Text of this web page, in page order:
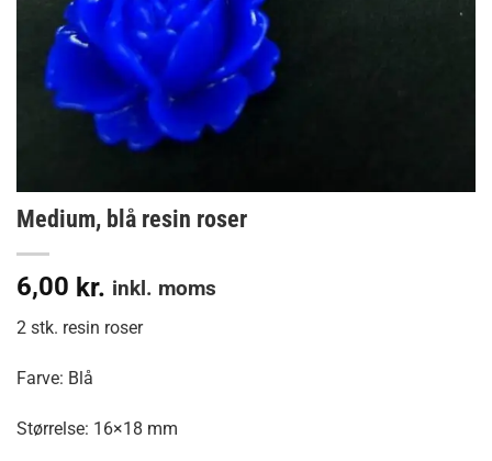
Medium, blå resin roser
6,00 kr. inkl. moms
2 stk. resin roser
Farve: Blå
Størrelse: 16×18 mm